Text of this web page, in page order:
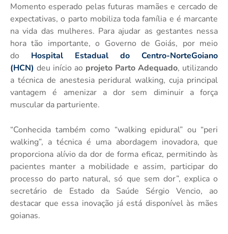
Momento esperado pelas futuras mamães e cercado de
expectativas, o parto mobiliza toda família e é marcante
na vida das mulheres. Para ajudar as gestantes nessa
hora tão importante, o Governo de Goiás, por meio
do Hospital Estadual do Centro-NorteGoiano
(HCN) deu início ao projeto Parto Adequado, utilizando
a técnica de anestesia peridural walking, cuja principal
vantagem é amenizar a dor sem diminuir a força
muscular da parturiente.
“Conhecida também como “walking epidural” ou “peri
walking”, a técnica é uma abordagem inovadora, que
proporciona alívio da dor de forma eficaz, permitindo às
pacientes manter a mobilidade e assim, participar do
processo do parto natural, só que sem dor”, explica o
secretário de Estado da Saúde Sérgio Vencio, ao
destacar que essa inovação já está disponível às mães
goianas.